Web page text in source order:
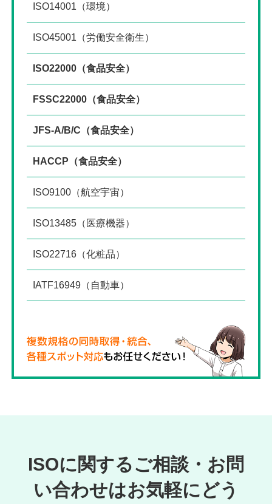
ISO14001（環境）
ISO45001（労働安全衛生）
ISO22000（食品安全）
FSSC22000（食品安全）
JFS-A/B/C（食品安全）
HACCP（食品安全）
ISO9100（航空宇宙）
ISO13485（医療機器）
ISO22716（化粧品）
IATF16949（自動車）
ISOに関するご相談・お問
い合わせはお気軽にどう